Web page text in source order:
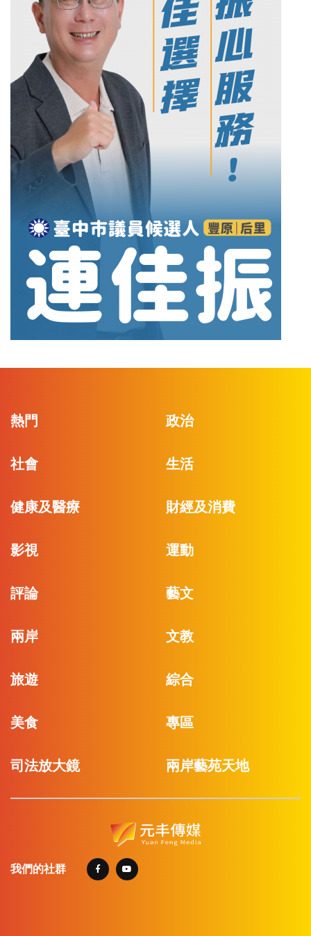
熱門 政治
社會 生活
健康及醫療 財經及消費
影視 運動
評論 藝文
兩岸 文教
旅遊 綜合
美食 專區
司法放大鏡 兩岸藝苑天地
我們的社群